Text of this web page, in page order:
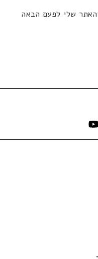
שלי לפעם הבאה